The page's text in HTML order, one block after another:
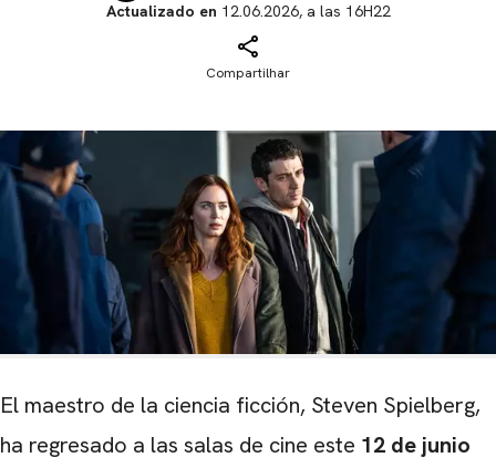
Actualizado en 12.06.2026, a las 16H22
Compartilhar
El maestro de la ciencia ficción, Steven Spielberg,
ha regresado a las salas de cine este 12 de junio